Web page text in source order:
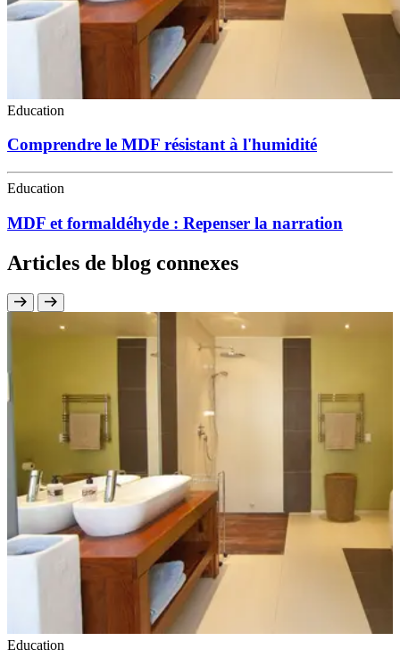
Education
Comprendre le MDF résistant à l'humidité
Education
MDF et formaldéhyde : Repenser la narration
Articles de blog connexes
Education